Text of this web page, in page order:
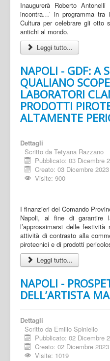
Inaugurerà Roberto
incontra…’ in programma
Cultura per celebrare gli otto
antichi al mondo.
Leggi tutto...
NAPOLI - GDF: A
QUALIANO
LABORATORI
PRODOTTI
ALTAMENTE
Dettagli
Scritto da Tetyana Razzano
Pubblicato: 03 Dicembre
Creato: 03 Dicembre 2023
Visite: 900
I finanzieri del Comando
Napoli, al fine di garantire
l’approssimarsi delle
attività di contrasto alla
pirotecnici e di prodotti
Leggi tutto...
NAPOLI -
DELL’ARTISTA
Dettagli
Scritto da Emilio Spiniello
Pubblicato: 02 Dicembre
Creato: 02 Dicembre 2023
Visite: 1019